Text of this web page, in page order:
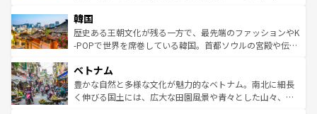
ワイを、存分に味わってほしい。 なお、新着のハワイ情報
はコンテンツ一覧を参照してほしい。
いる。アクティビティも充実しており、サーフィンやダイ
ビング、ハイキングなど、アウトドア好きにはたまらな
い。オーストラリアの多彩な魅力を存分に味わいつくそ
参照してほしい。
ン）、静ひつな山岳地帯である台湾東部など、都市の喧騒
と山間の静けさが共存しており、訪れる人に新しい発見と
驚きをもたらしてくれる。また、奥深い台湾の食文化も魅
容にもいいと評判のスイーツなど、バラエティ豊かな料理
が味わえる。 なお、新着の台湾情報は コンテンツ一覧を参
照してほしい。
韓国
歴史ある王朝文化が残る一方で、最先端のファッションやK
-POPで世界を席巻している韓国。首都ソウルの宮殿や伝統
き、地方に足を延ばせば四季折々の自然美を楽しむことが
できる。そして、キムチや焼肉、絶品のストリートフード
まで、さまざまな韓国料理が待っている。夜には、韓国な
ベトナム
豊かな自然と多様な文化が魅力的なベトナム。南北に細長
く伸びる国土には、広大な田園風景や青々とした山々、世